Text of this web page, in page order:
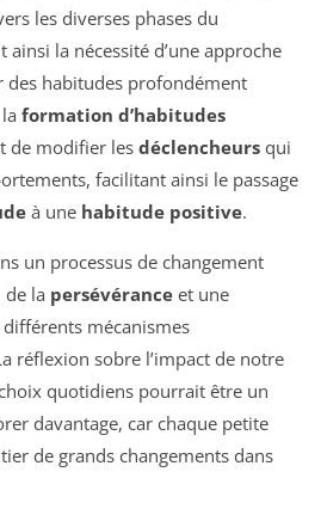
les diverses phases du
la nécessité d’une approche
habitudes profondément
formation d’habitudes
de modifier les déclencheurs qui
facilitant ainsi le passage
à une habitude positive.
un processus de changement
de la persévérance et une
mécanismes
réflexion sobre l’impact de notre
quotidiens pourrait être un
davantage, car chaque petite
de grands changements dans